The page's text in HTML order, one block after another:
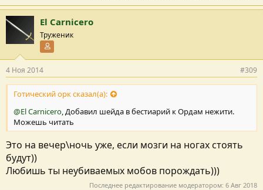
El Carnicero
Труженик
4 Ноя 2014 #309
Готический орк сказал(а):
@El Carnicero, Добавил шейда в бестиарий к Ордам нежити.
Можешь читать
Это на вечер\ночь уже, если мозги на ногах стоять
будут))
Любишь ты неубиваемых мобов порождать)))
Последнее редактирование модератором: 6 Авг 2018